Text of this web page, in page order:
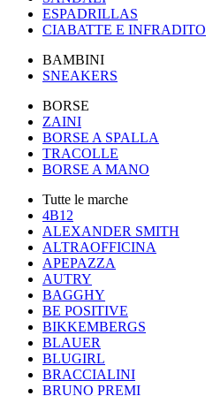
ESPADRILLAS
CIABATTE E INFRADITO
BAMBINI
SNEAKERS
BORSE
ZAINI
BORSE A SPALLA
TRACOLLE
BORSE A MANO
Tutte le marche
4B12
ALEXANDER SMITH
ALTRAOFFICINA
APEPAZZA
AUTRY
BAGGHY
BE POSITIVE
BIKKEMBERGS
BLAUER
BLUGIRL
BRACCIALINI
BRUNO PREMI